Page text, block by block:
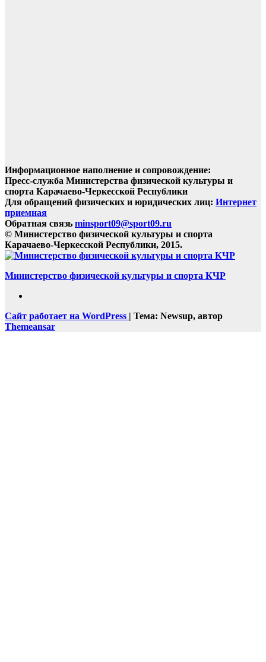
Информационное наполнение и сопровождение:
Пресс-служба Министерства физической культуры и
спорта Карачаево-Черкесской Республики
Для обращений физических и юридических лиц: Интернет
приемная
Обратная связь minsport09@sport09.ru
© Министерство физической культуры и спорта
Карачаево-Черкесской Республики, 2015.
Министерство физической культуры и спорта КЧР
Сайт работает на WordPress | Тема: Newsup, автор
Themeansar